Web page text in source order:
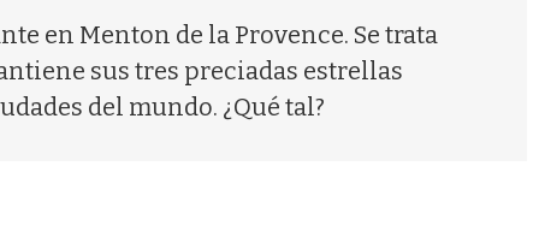
en Menton de la Provence. Se trata
sus tres preciadas estrellas
del mundo. ¿Qué tal?